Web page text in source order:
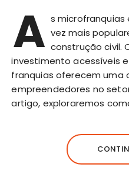
A s
vez mais
construção civil.
investimento acessíveis
franquias oferecem uma
empreendedores no
artigo, exploraremos